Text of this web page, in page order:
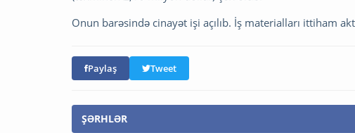
Onun barəsində cinayət işi açılıb. İş materialları ittiham
Paylaş Tweet
ŞƏRHLƏR